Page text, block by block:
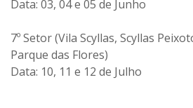
Data: 03, 04 e 05 de Junho
7º Setor (Vila Scyllas, Scyllas
Parque das Flores)
Data: 10, 11 e 12 de Julho